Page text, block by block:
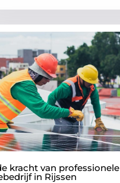
kracht van professionele
in Rijssen